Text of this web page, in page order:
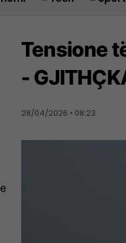
Tensione
-
28/04/2026 • 08:23